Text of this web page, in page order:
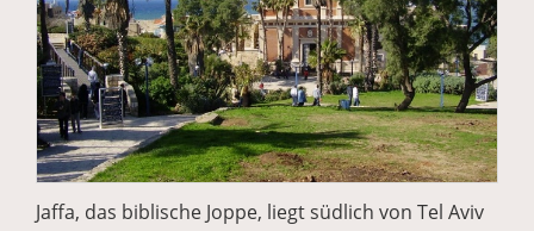
Jaffa, das biblische Joppe, liegt südlich von Tel Aviv